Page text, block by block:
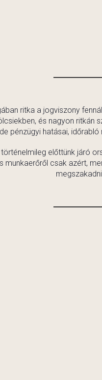
ritka a jogviszony
és nagyon ritkán
pénzügyi hatásai,
előttünk járó
munkaerőről csak azért,